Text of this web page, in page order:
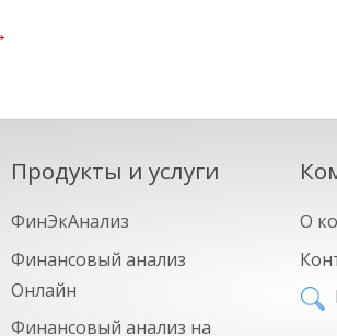
Продукты и услуги
ФинЭкАнализ
Финансовый анализ
Онлайн
Финансовый анализ на
О